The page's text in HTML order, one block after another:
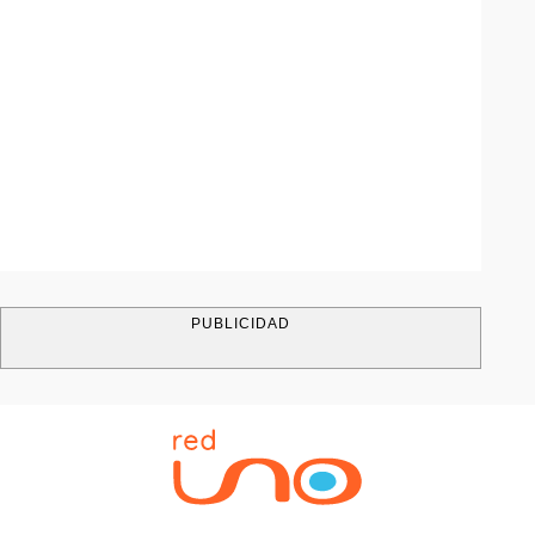
PUBLICIDAD